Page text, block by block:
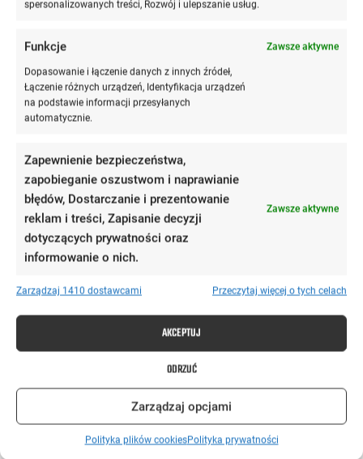
spersonalizowanych treści, Rozwój i ulepszanie usług.
Funkcje Zawsze aktywne
Dopasowanie i łączenie danych z innych źródeł,
Łączenie różnych urządzeń, Identyfikacja urządzeń
na podstawie informacji przesyłanych
automatycznie.
Zapewnienie bezpieczeństwa,
zapobieganie oszustwom i naprawianie
błędów, Dostarczanie i prezentowanie
reklam i treści, Zapisanie decyzji
dotyczących prywatności oraz
informowanie o nich.
Zawsze aktywne
Zarządzaj 1410 dostawcami Przeczytaj więcej o tych celach
AKCEPTUJ
ODRZUĆ
Zarządzaj opcjami
Polityka plików cookiesPolityka prywatności
spełnia określone wymagania, bez konieczności odbycia
ścieżek do zawodu sędziego umożliwia doświadczonym
prawnikom z różnych gałęzi prawa rozwój kariery
sędziowskiej. Oto grupy zawodowe, które mogą ubiegać
się o stanowisko sędziego sądu rejonowego:
Adwokaci i radcowie prawni
Prokuratorzyz co najmniej 3-letnim stażem pracy.
Notariusze z co najmniej 3-letnim doświadczeniem
zawodowym.
Osoby z tytułem naukowym profesora
naukowym doktora habilitowanego nauk prawnych.
RPz co najmniej 3-letnim doświadczeniem.
najmniej 6-letnim stażem pracy na tych stanowiskach.
Osoby pracujące w polskiej szkole wyższej, Polskiej
Akademii Nauk lub instytucie badawczym
posiadają zaawansowane wykształcenie prawnicze.
Osoby, które ukończyły aplikację legislacyjną
co najmniej 3 lata były zatrudnione na stanowisku
legislatora lub innym wymagającym wiedzy